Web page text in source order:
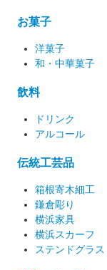
お菓子
洋菓子
和・中華菓子
飲料
ドリンク
アルコール
伝統工芸品
箱根寄木細工
鎌倉彫り
横浜家具
横浜スカーフ
ステンドグラス